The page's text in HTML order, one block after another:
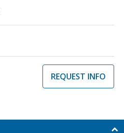
REQUEST INFO